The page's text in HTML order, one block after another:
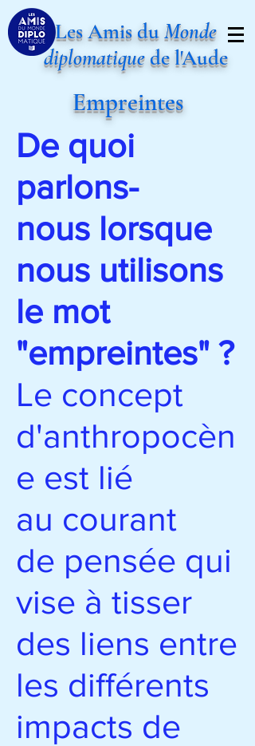
Les Amis duMonde
diplomatiquede l'Aude
Empreintes
De quoi
parlons-
nous lorsque
nous utilisons
le mot
"empreintes" ?
Le concept
d'anthropocèn
e est lié
au courant
de pensée qui
vise à tisser
des liens entre
les différents
impacts de